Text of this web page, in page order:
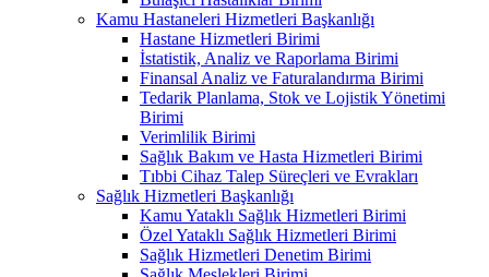
Kamu Hastaneleri Hizmetleri Başkanlığı
Hastane Hizmetleri Birimi
İstatistik, Analiz ve Raporlama Birimi
Finansal Analiz ve Faturalandırma Birimi
Tedarik Planlama, Stok ve Lojistik Yönetimi
Birimi
Verimlilik Birimi
Sağlık Bakım ve Hasta Hizmetleri Birimi
Tıbbi Cihaz Talep Süreçleri ve Evrakları
Sağlık Hizmetleri Başkanlığı
Kamu Yataklı Sağlık Hizmetleri Birimi
Özel Yataklı Sağlık Hizmetleri Birimi
Sağlık Hizmetleri Denetim Birimi